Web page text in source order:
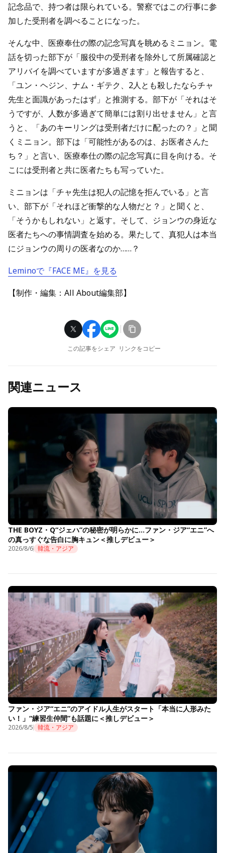
記念品で、持つ者は限られている。警察ではこの行事に参
加した受刑者を調べることになった。
そんな中、医療奉仕の際の記念写真を眺めるミニョン。電
話を切った部下が「服役中の受刑者を除外して所属確認と
アリバイを調べていますが多過ぎます」と報告すると、
「ユン・ヘジン、ナム・ギテク、2人とも殺したならチャ
先生と面識があったはず」と推測する。部下が「それはそ
うですが、人数が多過ぎて簡単には割り出せません」と言
うと、「あのキーリングは受刑者だけに配ったの？」と聞
くミニョン。部下は「可能性があるのは、お医者さんた
ち？」と言い、医療奉仕の際の記念写真に目を向ける。そ
こには受刑者と共に医者たちも写っていた。
ミニョンは「チャ先生は犯人の記憶を拒んでいる」と言
い、部下が「それほど衝撃的な人物だと？」と聞くと、
「そうかもしれない」と返す。そして、ジョンウの身近な
医者たちへの事情調査を始める。果たして、真犯人は本当
にジョンウの周りの医者なのか……？
Leminoで『FACE ME』を見る
【制作・編集：All About編集部】
この記事をシェア リンクをコピー
関連ニュース
THE BOYZ・Q“ジェハ”の秘密が明らかに…ファン・ジア“エニ”へ
の真っすぐな告白に胸キュン＜推しデビュー＞
2026/8/6 韓流・アジア
ファン・ジア“エニ”のアイドル人生がスタート「本当に人形みた
い！」“練習生仲間”も話題に＜推しデビュー＞
2026/8/5 韓流・アジア